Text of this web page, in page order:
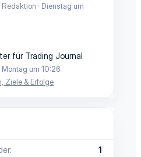
Redaktion
Dienstag um
für Trading Journal
Montag um 10:26
Ziele & Erfolge
1